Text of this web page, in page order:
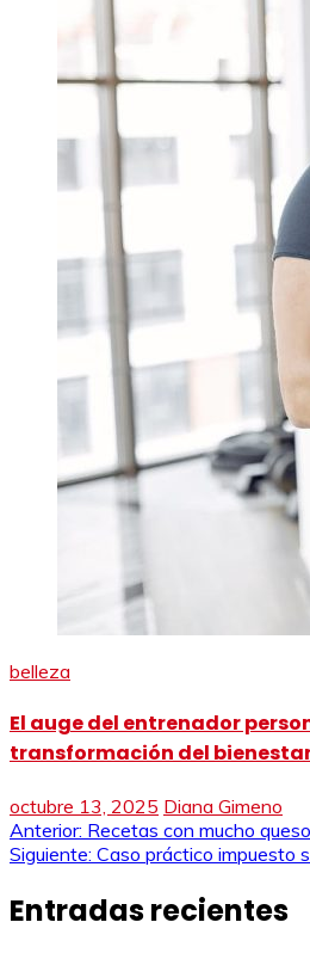
belleza
El auge del entrenador
transformación del
octubre 13, 2025 Diana Gimeno
Navegación
entradas
Anterior: Recetas con mucho queso
Siguiente: Caso práctico impuesto
Entradas recientes